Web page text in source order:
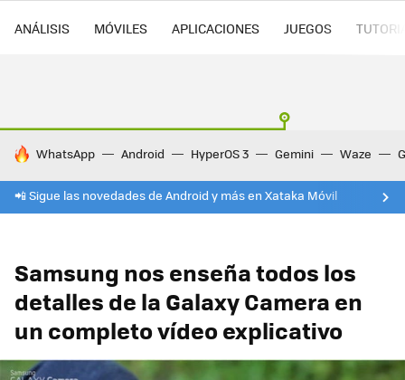
ANÁLISIS MÓVILES APLICACIONES JUEGOS
HOY SE HABLA DE
WhatsApp Android HyperOS 3 Gemini Waze
📲 Sigue las novedades de Android y más en Xataka Móvil
Samsung nos enseña todos los
detalles de la Galaxy Camera en
un completo vídeo explicativo